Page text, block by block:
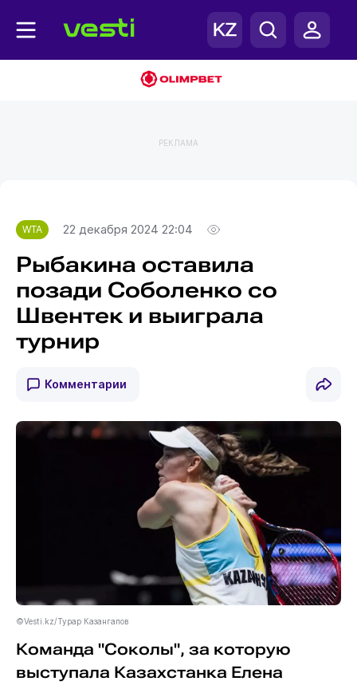
РЕКЛАМА
WTA 22 декабря 2024 22:04
Рыбакина оставила
позади Соболенко со
Швентек и выиграла
турнир
Комментарии
©Vesti.kz/Турар Казангапов
Команда "Соколы", за которую
выступала Казахстанка Елена